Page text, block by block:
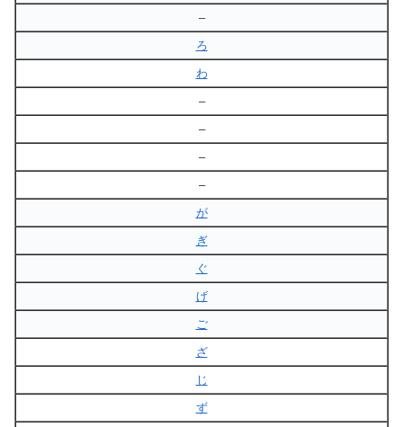
–
ろ
わ
–
–
–
–
が
ぎ
ぐ
げ
ご
ざ
じ
ず